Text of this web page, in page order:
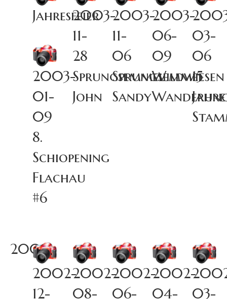
Jahresfeier
2003-
01-
09
8.
Schiopening
Flachau
#6
2003-
11-
28
Sprungsemmel
John
2003-
11-
06
Sprungsemmel
Sandy
2003-
06-
09
Wildwiesen
03-
06
15
Jahre
2002
2002-
12-
2002-
08-
2002-
06-
2002-
04-
03-